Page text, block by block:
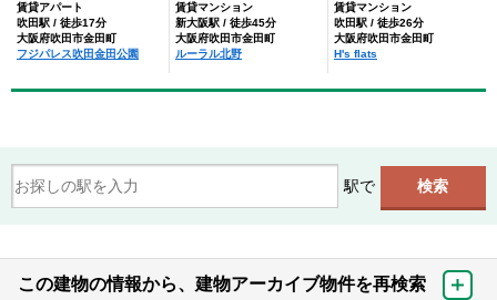
賃貸アパート
吹田駅 / 徒歩17分
大阪府吹田市金田町
フジパレス吹田金田公園
賃貸マンション
新大阪駅 / 徒歩45分
大阪府吹田市金田町
ルーラル北野
賃貸マンション
吹田駅 / 徒歩26分
大阪府吹田市金田町
H's flats
駅で
この建物の情報から、建物アーカイブ物件を再検索